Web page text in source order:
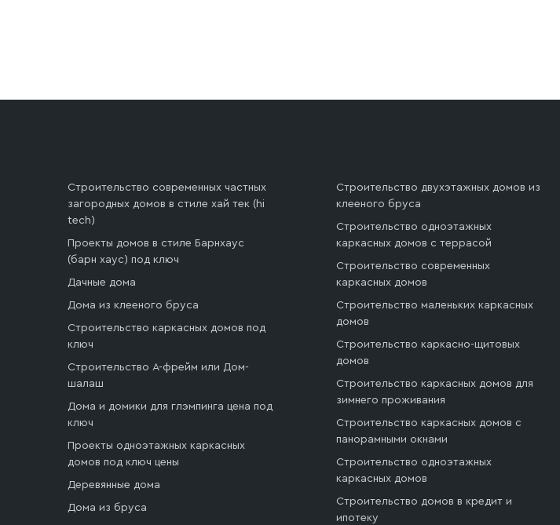
Строительство современных частных
загородных домов в стиле хай тек (hi
tech)
Проекты домов в стиле Барнхаус
(барн хаус) под ключ
Дачные дома
Дома из клееного бруса
Строительство каркасных домов под
ключ
Строительство А-фрейм или Дом-
шалаш
Дома и домики для глэмпинга цена под
ключ
Проекты одноэтажных каркасных
домов под ключ цены
Деревянные дома
Дома из бруса
Строительство двухэтажных домов из
клееного бруса
Строительство одноэтажных
каркасных домов с террасой
Строительство современных
каркасных домов
Строительство маленьких каркасных
домов
Строительство каркасно-щитовых
домов
Строительство каркасных домов для
зимнего проживания
Строительство каркасных домов с
панорамными окнами
Строительство одноэтажных
каркасных домов
Строительство домов в кредит и
ипотеку